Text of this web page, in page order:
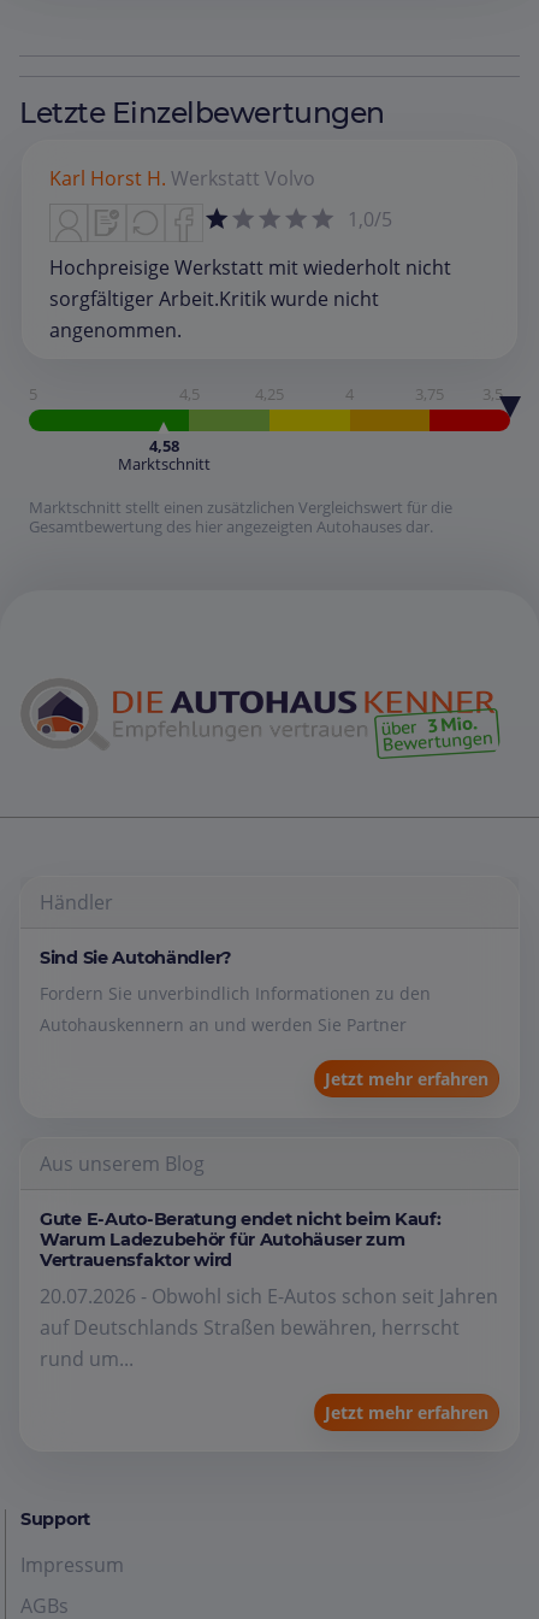
Letzte Einzelbewertungen
Karl Horst H. Werkstatt Volvo
1,0/5
Hochpreisige Werkstatt mit wiederholt nicht
sorgfältiger Arbeit.Kritik wurde nicht
angenommen.
5 4,5 4,25 4 3,75 3,5
4,58
Marktschnitt
Marktschnitt stellt einen zusätzlichen Vergleichswert für die
Gesamtbewertung des hier angezeigten Autohauses dar.
Händler
Sind Sie Autohändler?
Fordern Sie unverbindlich Informationen zu den
Autohauskennern an und werden Sie Partner
Jetzt mehr erfahren
Aus unserem Blog
Gute E-Auto-Beratung endet nicht beim Kauf:
Warum Ladezubehör für Autohäuser zum
Vertrauensfaktor wird
20.07.2026 - Obwohl sich E-Autos schon seit Jahren
auf Deutschlands Straßen bewähren, herrscht
rund um...
Jetzt mehr erfahren
Support
Impressum
AGBs